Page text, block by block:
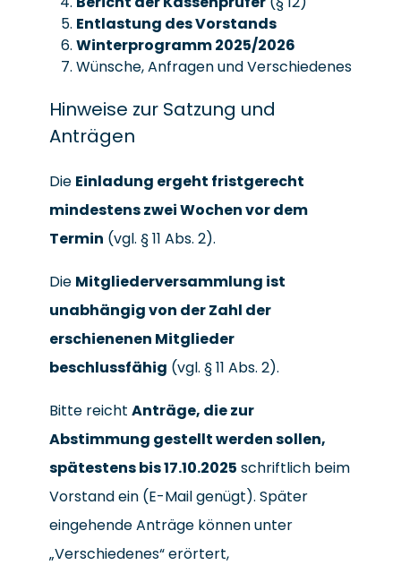
Entlastung des Vorstands
Winterprogramm 2025/2026
Wünsche, Anfragen und Verschiedenes
Hinweise zur Satzung und
Anträgen
Die Einladung ergeht fristgerecht
mindestens zwei Wochen vor dem
Termin (vgl. § 11 Abs. 2).
Die Mitgliederversammlung ist
unabhängig von der Zahl der
erschienenen Mitglieder
beschlussfähig (vgl. § 11 Abs. 2).
Bitte reicht Anträge, die zur
Abstimmung gestellt werden sollen,
spätestens bis 17.10.2025 schriftlich beim
Vorstand ein (E-Mail genügt). Später
eingehende Anträge können unter
„Verschiedenes“ erörtert,